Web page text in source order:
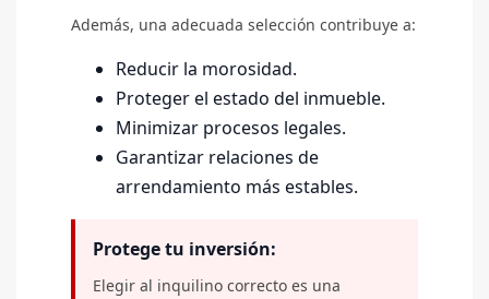
Además, una adecuada selección contribuye a:
Reducir la morosidad.
Proteger el estado del inmueble.
Minimizar procesos legales.
Garantizar relaciones de
arrendamiento más estables.
Protege tu inversión:
Elegir al inquilino correcto es una